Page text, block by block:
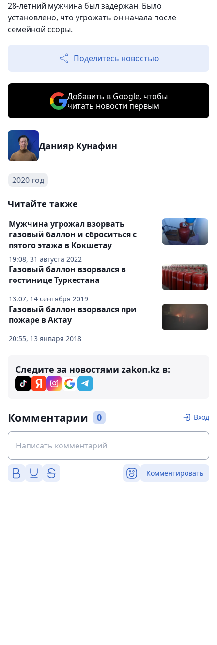
28-летний мужчина был задержан. Было
установлено, что угрожать он начала после
семейной ссоры.
Поделитесь новостью
Добавить в Google, чтобы
читать новости первым
Данияр Кунафин
2020 год
Читайте также
19:08, 31 августа 2022
Мужчина угрожал взорвать
газовый баллон и сброситься с
пятого этажа в Кокшетау
13:07, 14 сентября 2019
Газовый баллон взорвался в
гостинице Туркестана
20:55, 13 января 2018
Газовый баллон взорвался при
пожаре в Актау
Следите за новостями zakon.kz в:
Комментарии 0 Вход
Комментировать